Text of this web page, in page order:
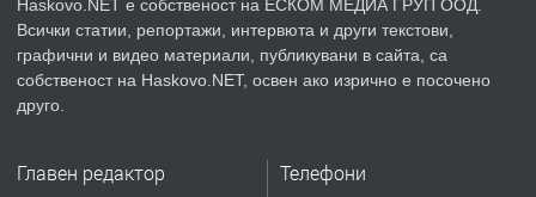
преди 5 дни
ПРЕДЛАГА
Продавам парцел в гр. Хасково кв.
Haskovo.NET е собственост на ЕСКОМ МЕДИА ГРУП ООД.
Всички статии, репортажи, интервюта и други текстови,
графични и видео материали, публикувани в сайта, са
собственост на Haskovo.NET, освен ако изрично е посочено
друго.
Главен редактор Телефони